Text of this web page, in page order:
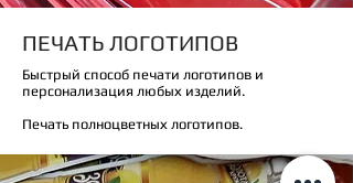
ПЕЧАТЬ ЛОГОТИПОВ
Быстрый способ печати логотипов и
персонализация любых изделий.
Печать полноцветных логотипов.